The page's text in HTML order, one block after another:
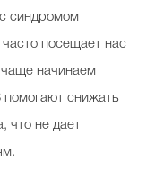
синдромом
посещает нас
начинаем
помогают снижать
что не дает